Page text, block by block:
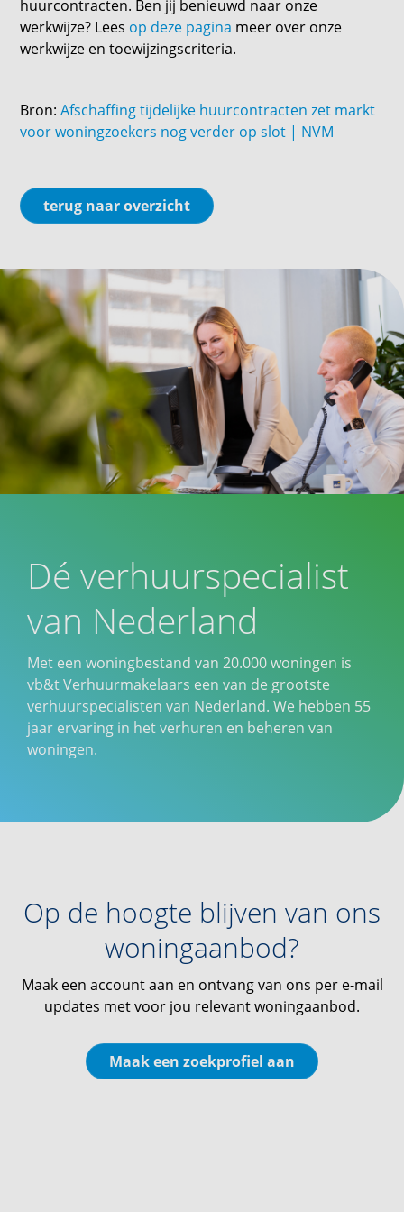
huurcontracten. Ben jij benieuwd naar onze
werkwijze? Lees op deze pagina meer over onze
werkwijze en toewijzingscriteria.
Bron:Afschaffing tijdelijke huurcontracten zet markt
voor woningzoekers nog verder op slot | NVM
terug naar overzicht
Dé verhuurspecialist
van Nederland
Met een woningbestand van 20.000 woningen is
vb&t Verhuurmakelaars een van de grootste
verhuurspecialisten van Nederland. We hebben 55
jaar ervaring in het verhuren en beheren van
woningen.
Op de hoogte blijven van ons
woningaanbod?
Maak een account aan en ontvang van ons per e-mail
updates met voor jou relevant woningaanbod.
Maak een zoekprofiel aan